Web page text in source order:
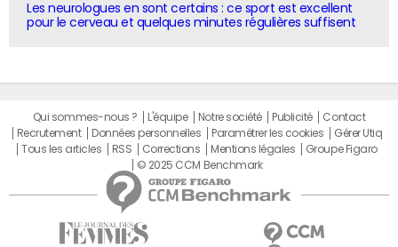
Les neurologues en sont certains : ce sport est excellent
pour le cerveau et quelques minutes régulières suffisent
Qui sommes-nous ? L'équipe Notre société Publicité
Contact
Recrutement
Données personnelles Paramétrer les cookies
Gérer Utiq
Tous les articles
RSS Corrections Mentions légales
Groupe Figaro
© 2025 CCM Benchmark